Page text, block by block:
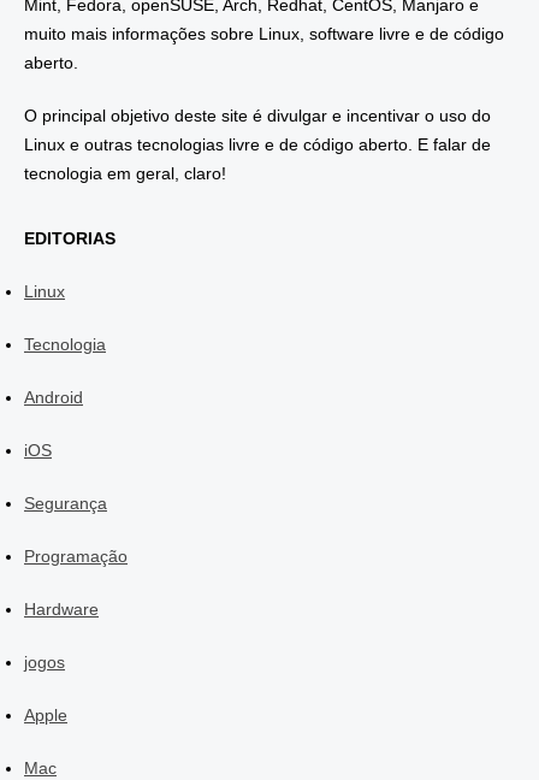
Mint, Fedora, openSUSE, Arch, Redhat, CentOS, Manjaro e
muito mais informações sobre Linux, software livre e de código
aberto.
O principal objetivo deste site é divulgar e incentivar o uso do
Linux e outras tecnologias livre e de código aberto. E falar de
tecnologia em geral, claro!
EDITORIAS
Linux
Tecnologia
Android
iOS
Segurança
Programação
Hardware
jogos
Apple
Mac